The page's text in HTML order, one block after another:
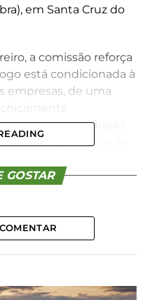
em Santa Cruz do
a comissão reforça
está condicionada à
empresas, de uma
custo de produção
aos princípios da
produtor e o Sistema
Marcilio Drescher, a
e objetivas.
GOSTAR